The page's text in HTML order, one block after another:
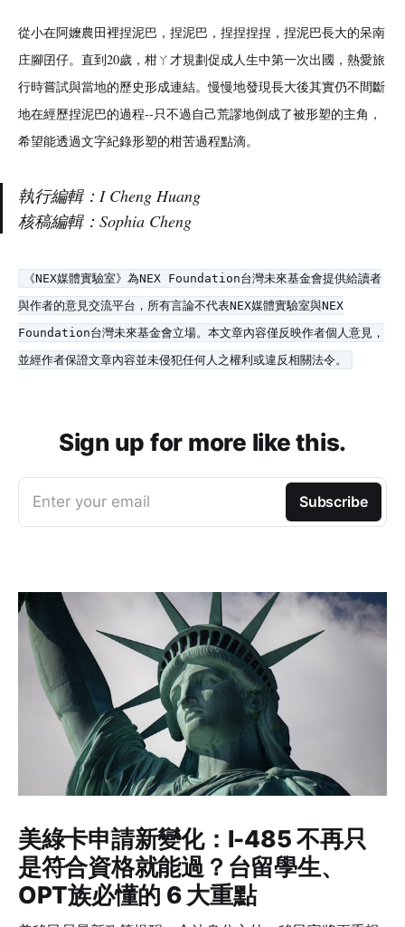
從小在阿嬤農田裡捏泥巴，捏泥巴，捏捏捏捏，捏泥巴長大的呆南
庄腳囝仔。直到20歲，柑ㄚ才規劃促成人生中第一次出國，熱愛旅
行時嘗試與當地的歷史形成連結。慢慢地發現長大後其實仍不間斷
地在經歷捏泥巴的過程--只不過自己荒謬地倒成了被形塑的主角，
希望能透過文字紀錄形塑的柑苦過程點滴。
執行編輯：I Cheng Huang
核稿編輯：Sophia Cheng
《NEX媒體實驗室》為NEX Foundation台灣未來基金會提供給讀者
與作者的意見交流平台，所有言論不代表NEX媒體實驗室與NEX
Foundation台灣未來基金會立場。本文章內容僅反映作者個人意見，
並經作者保證文章內容並未侵犯任何人之權利或違反相關法令。
Sign up for more like this.
Enter your email Subscribe
美綠卡申請新變化：I-485 不再只
是符合資格就能過？台留學生、
OPT族必懂的 6 大重點